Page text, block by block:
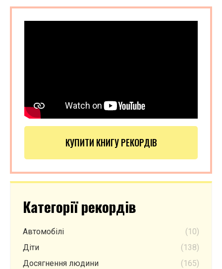
КУПИТИ КНИГУ РЕКОРДІВ
Категорії рекордів
Автомобілі
(10)
Діти
(138)
Досягнення людини
(165)